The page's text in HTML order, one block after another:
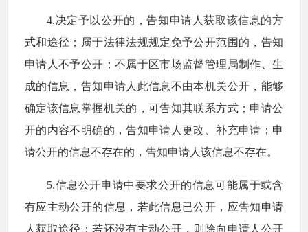
4.决定予以公开的，告知申请人获取该信息的方
式和途径；属于法律法规规定免予公开范围的，告知
申请人不予公开；不属于区市场监督管理局制作、生
成的信息，告知申请人此信息不由本机关公开，能够
确定该信息掌握机关的，可告知其联系方式；申请公
开的内容不明确的，告知申请人更改、补充申请；申
请公开的信息不存在的，告知申请人该信息不存在。
5.信息公开申请中要求公开的信息可能属于或含
有应主动公开的信息，若此信息已公开，应告知申请
人获取途径；若还没有主动公开，则除向申请人公开